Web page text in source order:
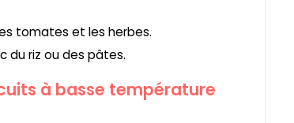
tomates et les herbes.
du riz ou des pâtes.
à basse température